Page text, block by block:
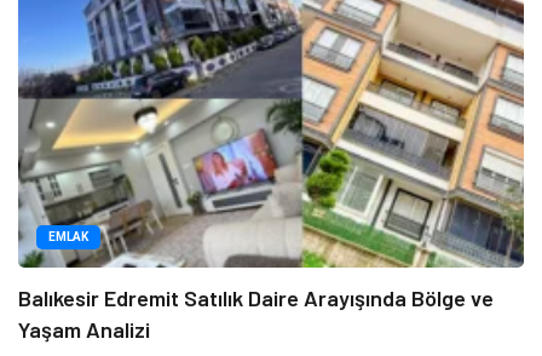
EMLAK
Balıkesir Edremit Satılık Daire Arayışında Bölge ve
Yaşam Analizi